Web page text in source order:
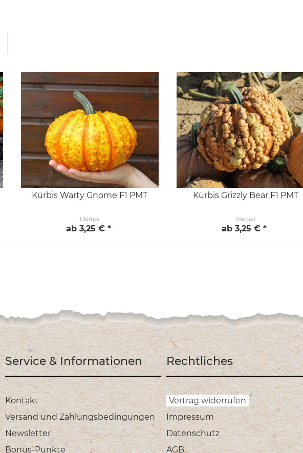
Kürbis Warty Gnome F1 PMT
1 Portion
ab 3,25 € *
Kürbis Grizzly Bear F1 PMT
1 Portion
ab 3,25 € *
Service & Informationen
Kontakt
Versand und Zahlungsbedingungen
Newsletter
Bonus-Punkte
Rechtliches
Vertrag widerrufen
Impressum
Datenschutz
AGB